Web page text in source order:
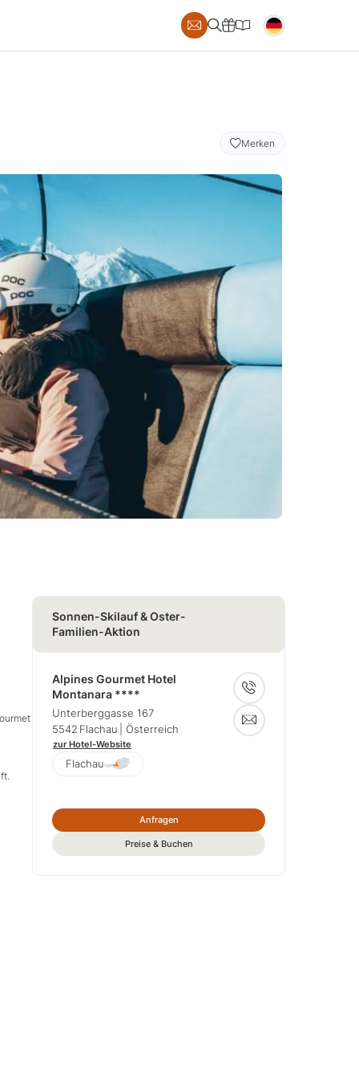
Merken
Sonnen-Skilauf & Oster-
Familien-Aktion
Alpines Gourmet Hotel
Montanara ****
Unterberggasse 167
5542 Flachau | Österreich
zur Hotel-Website
Flachau
Anfragen
Preise & Buchen